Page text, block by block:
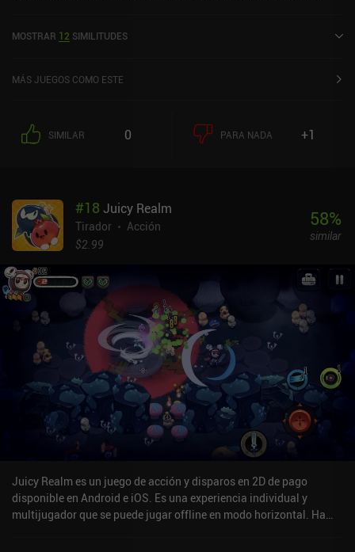
MOSTRAR 12 SIMILITUDES
MÁS JUEGOS COMO ESTE
SIMILAR 0 PARA NADA +1
#18 Juicy Realm
Tirador
Acción
$2.99
58%
similar
Juicy Realm es un juego de acción y disparos en 2D de pago
disponible en Android e iOS. Es una experiencia individual y
multijugador que se puede jugar offline en modo horizontal. Ha